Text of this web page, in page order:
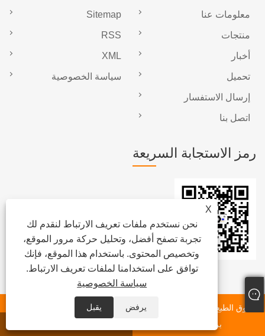
X
نحن نستخدم ملفات تعريف الارتباط لنقدم لك
تجربة تصفح أفضل، وتحليل حركة مرور الموقع،
وتخصيص المحتوى. باستخدام هذا الموقع، فإنك
توافق على استخدامنا لملفات تعريف الارتباط.
سياسة الخصوصية
يرفض يقبل
معلومات عنا
منتجات
أخبار
تحميل
إرسال الاستفسار
اتصل بنا
Sitemap
RSS
XML
سياسة الخصوصية
رمز الاستجابة السريعة
حقوق الطبع والنشر © شركة سوتشو ويزدوم الدولية المحدودة - جميع
الحقوق محفوظة.بريد إلكتروني